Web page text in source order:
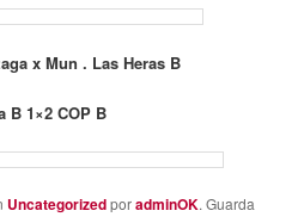
x Mun . Las Heras B
B 1×2 COP B
UncategorizedporadminOK. Guarda